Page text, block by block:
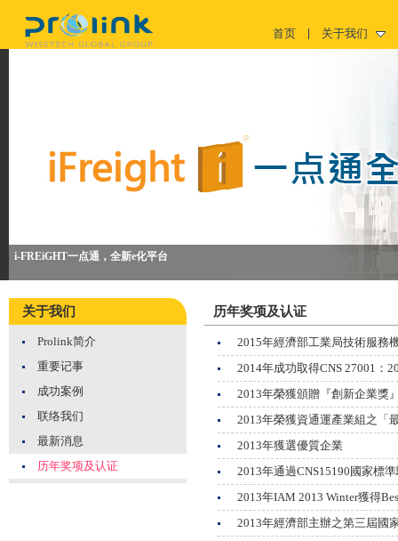
关于我们
首页
i-FREiGHT一点通，全新e化平台
关于我们
Prolink简介
重要记事
成功案例
联络我们
最新消息
历年奖项及认证
历年奖项及认证
2015年經濟部工業局技術服務
2014年成功取得CNS 27001：
2013年榮獲頒贈『創新企業獎
2013年榮獲資通運產業組之「
2013年獲選優質企業
2013年通過CNS15190國家標
2013年IAM 2013 Winter獲得
2013年經濟部主辦之第三屆國